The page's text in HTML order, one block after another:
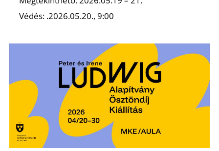
Védés: .2026.05.20., 9:00